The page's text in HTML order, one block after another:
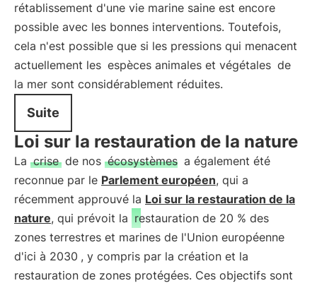
rétablissement d'une vie marine saine est encore
possible avec les bonnes interventions. Toutefois,
cela n'est possible que si les pressions qui menacent
actuellement les espèces animales et végétales de
la mer sont considérablement réduites.
Suite
Loi sur la restauration de la nature
La crise de nos écosystèmes a également été
reconnue par le Parlement européen, qui a
récemment approuvé la Loi sur la restauration de la
nature, qui prévoit la restauration de 20 % des
zones terrestres et marines de l'Union européenne
d'ici à 2030 , y compris par la création et la
restauration de zones protégées. Ces objectifs sont